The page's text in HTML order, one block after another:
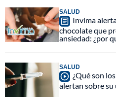
SALUD
Invima
chocolate que
ansiedad: ¿por
SALUD
¿Qué son
alertan sobre su